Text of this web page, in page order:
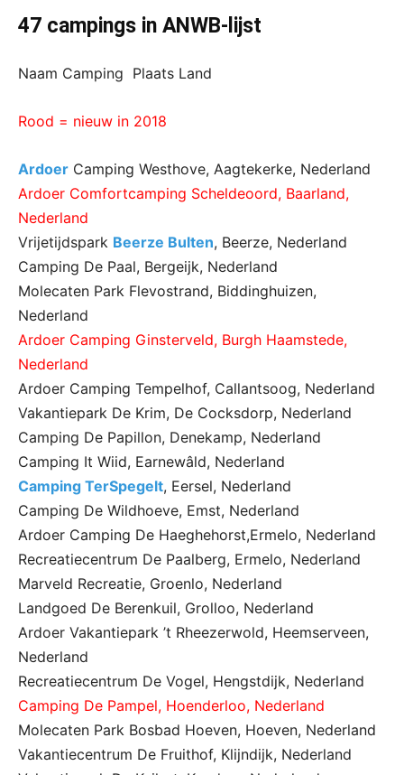
47 campings in ANWB-lijst
Naam Camping Plaats Land
Rood = nieuw in 2018
Ardoer Camping Westhove, Aagtekerke, Nederland
Ardoer Comfortcamping Scheldeoord, Baarland,
Nederland
Vrijetijdspark Beerze Bulten, Beerze, Nederland
Camping De Paal, Bergeijk, Nederland
Molecaten Park Flevostrand, Biddinghuizen,
Nederland
Ardoer Camping Ginsterveld, Burgh Haamstede,
Nederland
Ardoer Camping Tempelhof, Callantsoog, Nederland
Vakantiepark De Krim, De Cocksdorp, Nederland
Camping De Papillon, Denekamp, Nederland
Camping It Wiid, Earnewâld, Nederland
Camping TerSpegelt, Eersel, Nederland
Camping De Wildhoeve, Emst, Nederland
Ardoer Camping De Haeghehorst,Ermelo, Nederland
Recreatiecentrum De Paalberg, Ermelo, Nederland
Marveld Recreatie, Groenlo, Nederland
Landgoed De Berenkuil, Grolloo, Nederland
Ardoer Vakantiepark ’t Rheezerwold, Heemserveen,
Nederland
Recreatiecentrum De Vogel, Hengstdijk, Nederland
Camping De Pampel, Hoenderloo, Nederland
Molecaten Park Bosbad Hoeven, Hoeven, Nederland
Vakantiecentrum De Fruithof, Klijndijk, Nederland